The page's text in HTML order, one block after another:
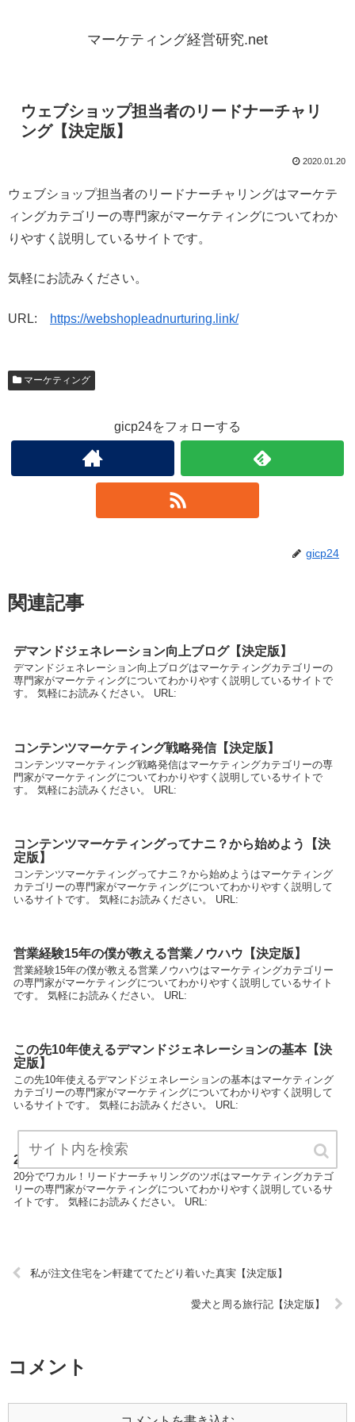
マーケティング経営研究.net
ウェブショップ担当者のリードナーチャリ
ング【決定版】
2020.01.20
ウェブショップ担当者のリードナーチャリングはマーケテ
ィングカテゴリーの専門家がマーケティングについてわか
りやすく説明しているサイトです。
気軽にお読みください。
URL: https://webshopleadnurturing.link/
マーケティング
gicp24をフォローする
gicp24
関連記事
デマンドジェネレーション向上ブログ【決定版】
デマンドジェネレーション向上ブログはマーケティングカテゴリーの
専門家がマーケティングについてわかりやすく説明しているサイトで
す。 気軽にお読みください。 URL:
コンテンツマーケティング戦略発信【決定版】
コンテンツマーケティング戦略発信はマーケティングカテゴリーの専
門家がマーケティングについてわかりやすく説明しているサイトで
す。 気軽にお読みください。 URL:
コンテンツマーケティングってナニ？から始めよう【決
定版】
コンテンツマーケティングってナニ？から始めようはマーケティング
カテゴリーの専門家がマーケティングについてわかりやすく説明して
いるサイトです。 気軽にお読みください。 URL:
営業経験15年の僕が教える営業ノウハウ【決定版】
営業経験15年の僕が教える営業ノウハウはマーケティングカテゴリー
の専門家がマーケティングについてわかりやすく説明しているサイト
です。 気軽にお読みください。 URL:
この先10年使えるデマンドジェネレーションの基本【決
定版】
この先10年使えるデマンドジェネレーションの基本はマーケティング
カテゴリーの専門家がマーケティングについてわかりやすく説明して
いるサイトです。 気軽にお読みください。 URL:
20分でワカル！リードナーチャリングのツボ【決定版】
20分でワカル！リードナーチャリングのツボはマーケティングカテゴ
リーの専門家がマーケティングについてわかりやすく説明しているサ
イトです。 気軽にお読みください。 URL:
私が注文住宅をン軒建ててたどり着いた真実【決定版】
愛犬と周る旅行記【決定版】
コメント